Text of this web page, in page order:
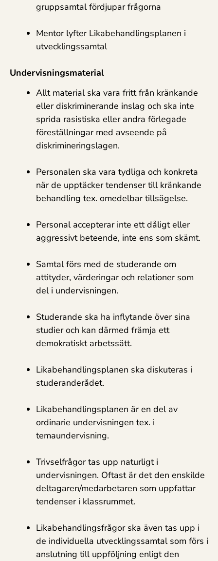
gruppsamtal fördjupar frågorna
Mentor lyfter Likabehandlingsplanen i
utvecklingssamtal
Undervisningsmaterial
Allt material ska vara fritt från kränkande
eller diskriminerande inslag och ska inte
sprida rasistiska eller andra förlegade
föreställningar med avseende på
diskrimineringslagen.
Personalen ska vara tydliga och konkreta
när de upptäcker tendenser till kränkande
behandling tex. omedelbar tillsägelse.
Personal accepterar inte ett dåligt eller
aggressivt beteende, inte ens som skämt.
Samtal förs med de studerande om
attityder, värderingar och relationer som
del i undervisningen.
Studerande ska ha inflytande över sina
studier och kan därmed främja ett
demokratiskt arbetssätt.
Likabehandlingsplanen ska diskuteras i
studeranderådet.
Likabehandlingsplanen är en del av
ordinarie undervisningen tex. i
temaundervisning.
Trivselfrågor tas upp naturligt i
undervisningen. Oftast är det den enskilde
deltagaren/medarbetaren som uppfattar
tendenser i klassrummet.
Likabehandlingsfrågor ska även tas upp i
de individuella utvecklingssamtal som förs i
anslutning till uppföljning enligt den